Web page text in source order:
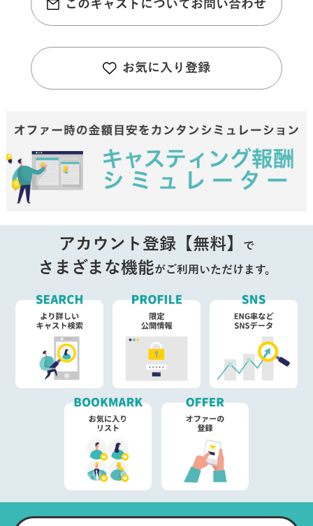
このキャストについてお問い合わせ
お気に入り登録
アカウント登録【無料】 で
さまざまな機能がご利用いただけます。